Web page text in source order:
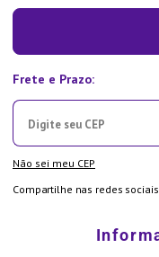
Não sei meu CEP
Compartilhe nas redes sociais